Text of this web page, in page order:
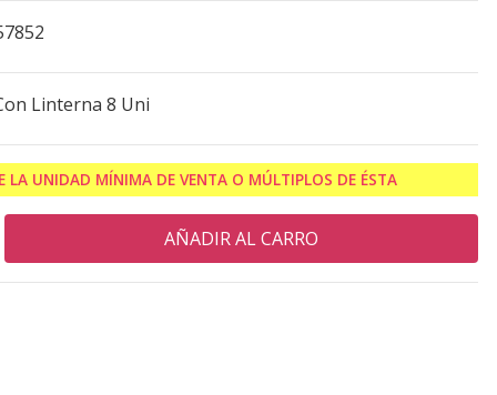
Linterna 8 Uni
LA UNIDAD MÍNIMA DE VENTA O MÚLTIPLOS DE ÉSTA